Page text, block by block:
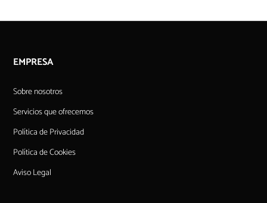
EMPRESA
Sobre nosotros
Servicios que ofrecemos
Política de Privacidad
Política de Cookies
Aviso Legal